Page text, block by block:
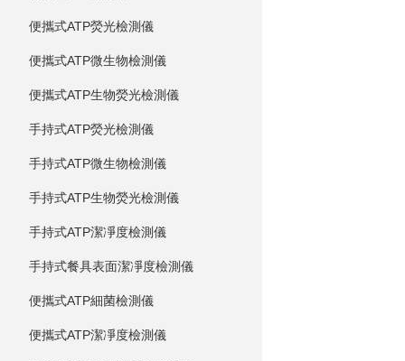
便攜式ATP熒光檢測儀
便攜式ATP微生物檢測儀
便攜式ATP生物熒光檢測儀
手持式ATP熒光檢測儀
手持式ATP微生物檢測儀
手持式ATP生物熒光檢測儀
手持式ATP潔凈度檢測儀
手持式餐具表面潔凈度檢測儀
便攜式ATP細菌檢測儀
便攜式ATP潔凈度檢測儀